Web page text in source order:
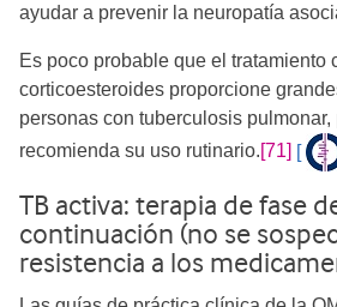
ayudar a prevenir la neuropatía
Es poco probable que el tratamiento
corticoesteroides proporcione
personas con tuberculosis
recomienda su uso rutinario. [71] [
TB activa: terapia de fase
continuación (no se
resistencia a los